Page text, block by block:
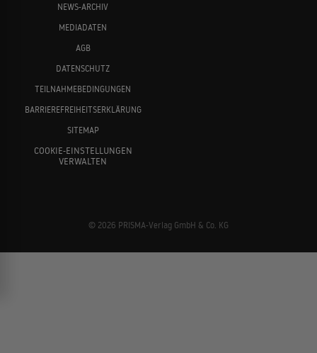
NEWS-ARCHIV
MEDIADATEN
AGB
DATENSCHUTZ
TEILNAHMEBEDINGUNGEN
BARRIEREFREIHEITSERKLÄRUNG
SITEMAP
COOKIE-EINSTELLUNGEN
VERWALTEN
© 2026 PRISMA-Verlag GmbH & Co. KG